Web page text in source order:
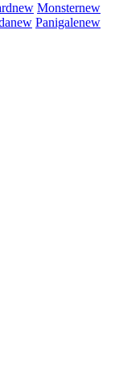
new Monsternew
new Panigalenew